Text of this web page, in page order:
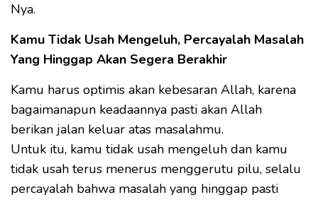
Nya.
Kamu Tidak Usah Mengeluh, Percayalah Masalah
Yang Hinggap Akan Segera Berakhir
Kamu harus optimis akan kebesaran Allah, karena
bagaimanapun keadaannya pasti akan Allah
berikan jalan keluar atas masalahmu.
Untuk itu, kamu tidak usah mengeluh dan kamu
tidak usah terus menerus menggerutu pilu, selalu
percayalah bahwa masalah yang hinggap pasti